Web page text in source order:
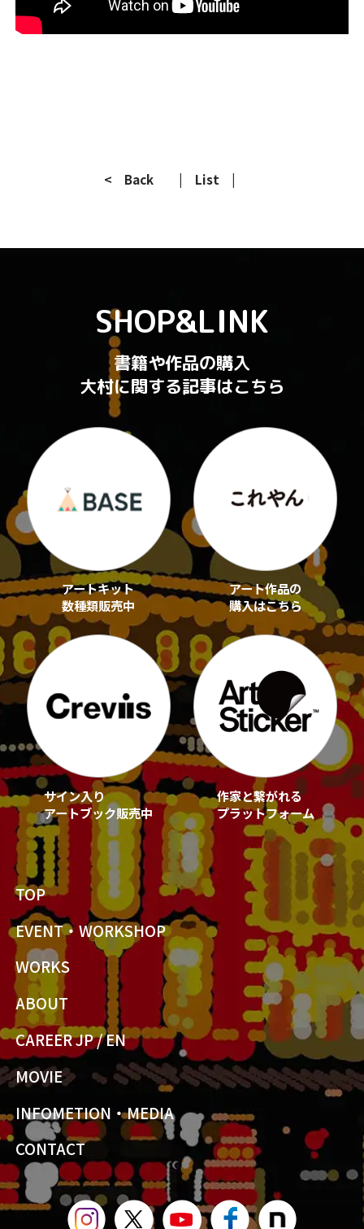
< Back | List |
SHOP&LINK
書籍や作品の購入
大村に関する記事はこちら
アートキット
数種類販売中
アート作品の
購入はこちら
サイン入り
アートブック販売中
作家と繋がれる
プラットフォーム
TOP
EVENT・WORKSHOP
WORKS
ABOUT
CAREER JP/EN
MOVIE
INFOMETION・MEDIA
CONTACT